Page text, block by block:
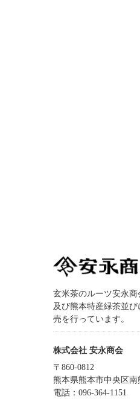
玄米茶のルーツ安永
及び熊本特産緑茶並
売を行っています。
株式会社 安永商会
〒860-0812
熊本県熊本市中央区南
電話：096-364-1151